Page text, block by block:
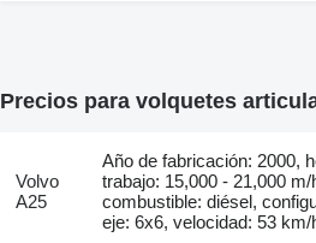
Precios para volquetes
Volvo
A25
Año de fabricación: 2000,
trabajo: 15,000 - 21,000 m/
combustible: diésel,
eje: 6x6, velocidad: 53 km/